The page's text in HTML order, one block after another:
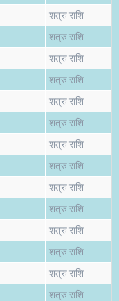
शत्रु राशि
शत्रु राशि
शत्रु राशि
शत्रु राशि
शत्रु राशि
शत्रु राशि
शत्रु राशि
शत्रु राशि
शत्रु राशि
शत्रु राशि
शत्रु राशि
शत्रु राशि
शत्रु राशि
शत्रु राशि